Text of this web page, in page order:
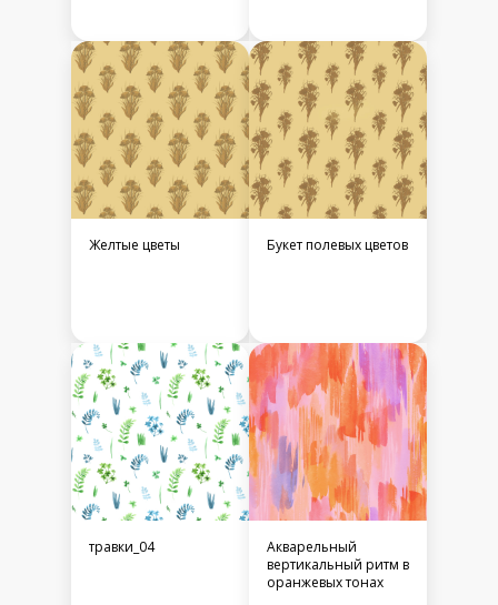
Желтые цветы Букет полевых цветов
травки_04
Акварельный
вертикальный ритм в
оранжевых тонах